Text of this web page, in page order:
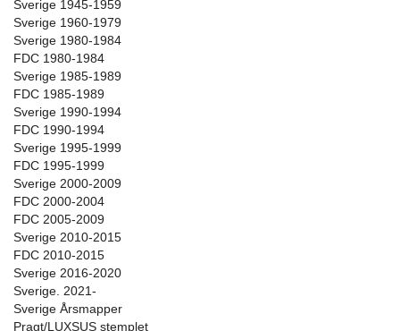
Sverige 1945-1959
Sverige 1960-1979
Sverige 1980-1984
FDC 1980-1984
Sverige 1985-1989
FDC 1985-1989
Sverige 1990-1994
FDC 1990-1994
Sverige 1995-1999
FDC 1995-1999
Sverige 2000-2009
FDC 2000-2004
FDC 2005-2009
Sverige 2010-2015
FDC 2010-2015
Sverige 2016-2020
Sverige. 2021-
Sverige Årsmapper
Pragt/LUXSUS stemplet